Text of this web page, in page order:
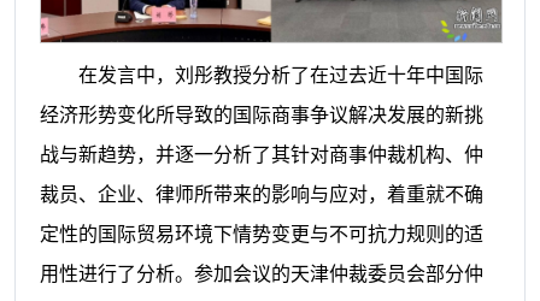
在发言中，刘彤教授分析了在过去近十年中国际
经济形势变化所导致的国际商事争议解决发展的新挑
战与新趋势，并逐一分析了其针对商事仲裁机构、仲
裁员、企业、律师所带来的影响与应对，着重就不确
定性的国际贸易环境下情势变更与不可抗力规则的适
用性进行了分析。参加会议的天津仲裁委员会部分仲